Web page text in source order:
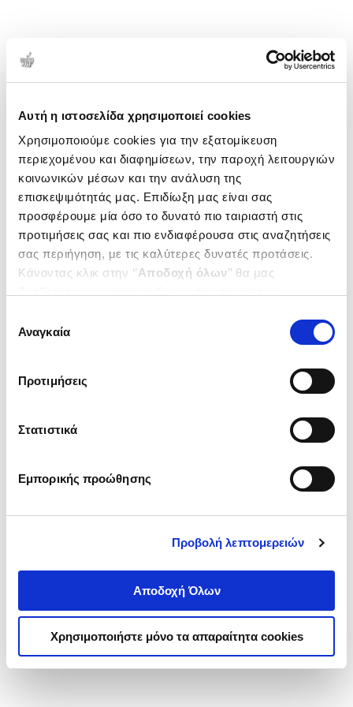
Αυτή η ιστοσελίδα χρησιμοποιεί cookies
Χρησιμοποιούμε cookies για την εξατομίκευση
περιεχομένου και διαφημίσεων, την παροχή λειτουργιών
κοινωνικών μέσων και την ανάλυση της
επισκεψιμότητάς μας. Επιδίωξη μας είναι σας
προσφέρουμε μία όσο το δυνατό πιο ταιριαστή στις
προτιμήσεις σας και πιο ενδιαφέρουσα στις αναζητήσεις
σας περιήγηση, με τις καλύτερες δυνατές προτάσεις.
Κάνοντας κλικ στην ‘’Αποδοχή όλων’’ θα μας
ενδιαφέρουν και να επιλέξετε από τα παρακάτω με την
΄΄και να ενημερωθείτε σχετικά με
συγκατάθεσης
Αναγκαία
Προτιμήσεις
Στατιστικά
Εμπορικής προώθησης
Προβολή λεπτομερειών
Αποδοχή Όλων
Χρησιμοποιήστε μόνο τα απαραίτητα cookies